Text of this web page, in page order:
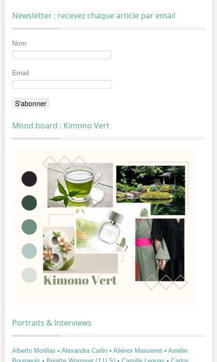
Newsletter : recevez chaque article par email
Nom
Email
Mood board : Kimono Vert
Portraits & Interviews
Alberto Morillas • Alexandra Carlin • Aliénor Massenet • Amélie